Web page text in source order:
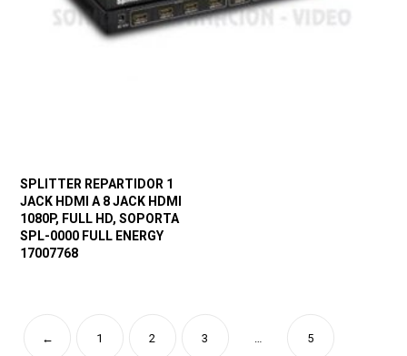
SPLITTER REPARTIDOR 1
JACK HDMI A 8 JACK HDMI
1080P, FULL HD, SOPORTA
SPL-0000 FULL ENERGY
17007768
← 1 2 3 5